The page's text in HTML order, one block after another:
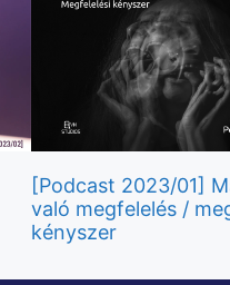
[Podcast 2023/01]
való megfelelés /
kényszer